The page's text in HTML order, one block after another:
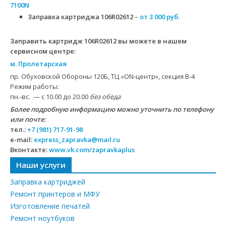
7100N
Заправка картриджа 106R02612– от 3 000 руб.
Заправить картридж 106R02612 вы можете в нашем
сервисном центре:
м. Пролетарская
пр. Обуховской Обороны 120Б, ТЦ «ON-центр», секция B-4
Режим работы:
пн.-вс. — с 10.00 до 20.00 без обеда
Более подробную информацию можно уточнить по телефону
или почте:
тел.: +7 (981) 717-91-98
e-mail: express_zapravka@mail.ru
Вконтакте:www.vk.com/zapravkaplus
Наши услуги
Заправка картриджей
Ремонт принтеров и МФУ
Изготовление печатей
Ремонт ноутбуков